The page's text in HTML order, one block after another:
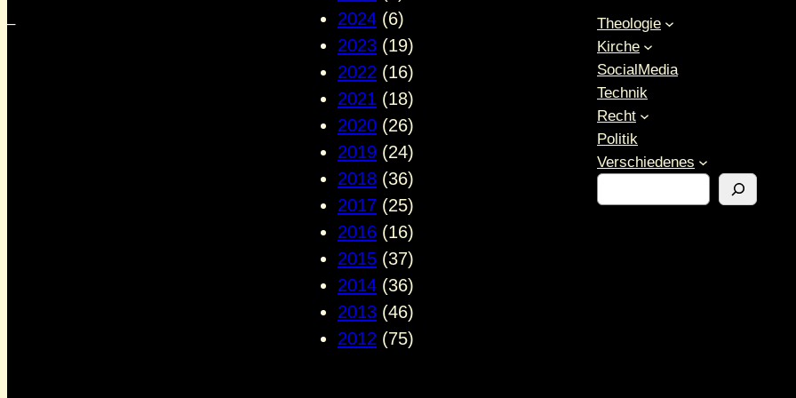
–
2024 (6)
2023 (19)
2022 (16)
2021 (18)
2020 (26)
2019 (24)
2018 (36)
2017 (25)
2016 (16)
2015 (37)
2014 (36)
2013 (46)
2012 (75)
Theologie
Kirche
SocialMedia
Technik
Recht
Politik
Verschiedenes
u